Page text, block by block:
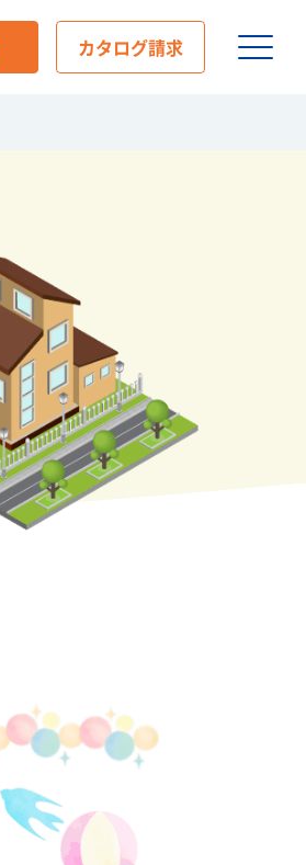
カタログ請求